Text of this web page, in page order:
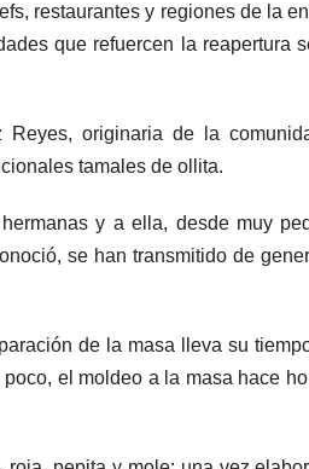
restaurantes y regiones de la
que refuercen la reapertura
originaria de la
tamales de ollita.
y a ella, desde muy
se han transmitido de
de la masa lleva su
el moldeo a la masa hace